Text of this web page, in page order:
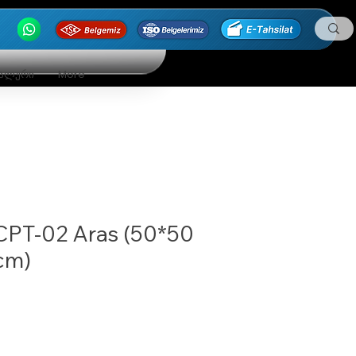
More
02 Aras (50*50